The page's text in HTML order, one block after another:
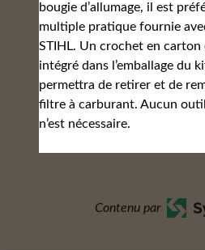
bougie d’allumage, il est
multiple pratique fournie
STIHL. Un crochet en carton
intégré dans l’emballage du
permettra de retirer et de
filtre à carburant. Aucun
n’est nécessaire.
Contenu par